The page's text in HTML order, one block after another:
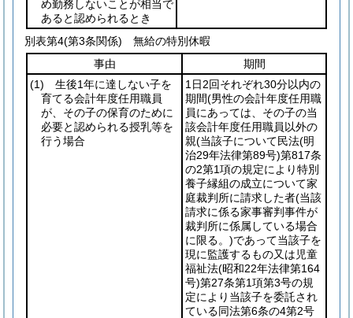
め勤務しないことが相当で
あると認められるとき
別表第4(第3条関係) 無給の特別休暇
事由
期間
(1) 生後1年に達しない子を
育てる会計年度任用職員
が、その子の保育のために
必要と認められる授乳等を
行う場合
1日2回それぞれ30分以内の
期間(男性の会計年度任用職
員にあっては、その子の当
該会計年度任用職員以外の
親(当該子について民法(明
治29年法律第89号)第817条
の2第1項の規定により特別
養子縁組の成立について家
庭裁判所に請求した者(当該
請求に係る家事審判事件が
裁判所に係属している場合
に限る。)であって当該子を
現に監護するもの又は児童
福祉法(昭和22年法律第164
号)第27条第1項第3号の規
定により当該子を委託され
ている同法第6条の4第2号